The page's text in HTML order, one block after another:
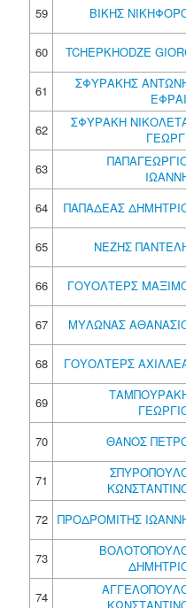
59 ΒΙΚΗΣ
60
TCHEPKHODZE
61
ΣΦΥΡΑΚΗΣ
62
ΣΦΥΡΑΚΗ
63
64
ΠΑΠΑΔΕΑΣ
65
ΝΕΖΗΣ
66
ΓΟΥΟΛΤΕΡΣ
67
ΜΥΛΩΝΑΣ
68
ΓΟΥΟΛΤΕΡΣ
69
70
ΘΑΝΟΣ
71
72
ΠΡΟΔΡΟΜΙΤΗΣ
73
74